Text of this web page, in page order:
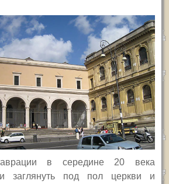
в середине 20 века
заглянуть под пол церкви и